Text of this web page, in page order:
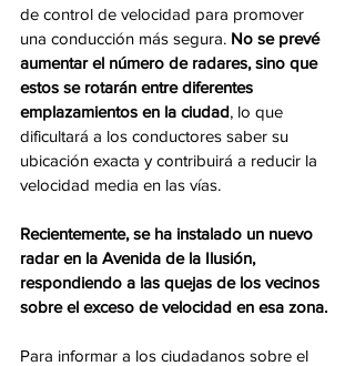
de control de velocidad para promover
una conducción más segura. No se prevé
aumentar el número de radares, sino que
estos se rotarán entre diferentes
emplazamientos en la ciudad, lo que
dificultará a los conductores saber su
ubicación exacta y contribuirá a reducir la
velocidad media en las vías.
Recientemente, se ha instalado un nuevo
radar en la Avenida de la Ilusión,
respondiendo a las quejas de los vecinos
sobre el exceso de velocidad en esa zona.
Para informar a los ciudadanos sobre el